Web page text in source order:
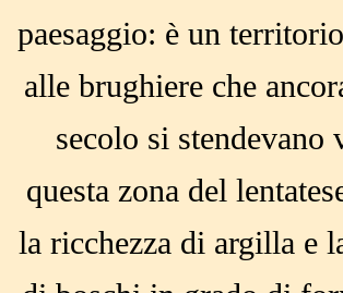
paesaggio: è un
alle brughiere che
secolo si stendevano
questa zona del
la ricchezza di argilla e